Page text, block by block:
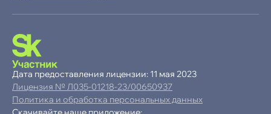
−10% при оплате в рассрочку
Политика и обработка персональных данных
Дата предоставления лицензии: 11 мая 2023
Лицензия № Л035-01218-23/00650937